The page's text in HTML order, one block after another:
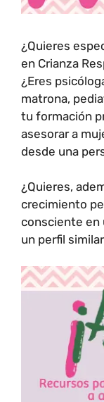
¿Quieres
en Crianza
¿Eres
matrona,
tu formación
asesorar a
desde una
¿Quieres,
crecimiento
consciente en
un perfil